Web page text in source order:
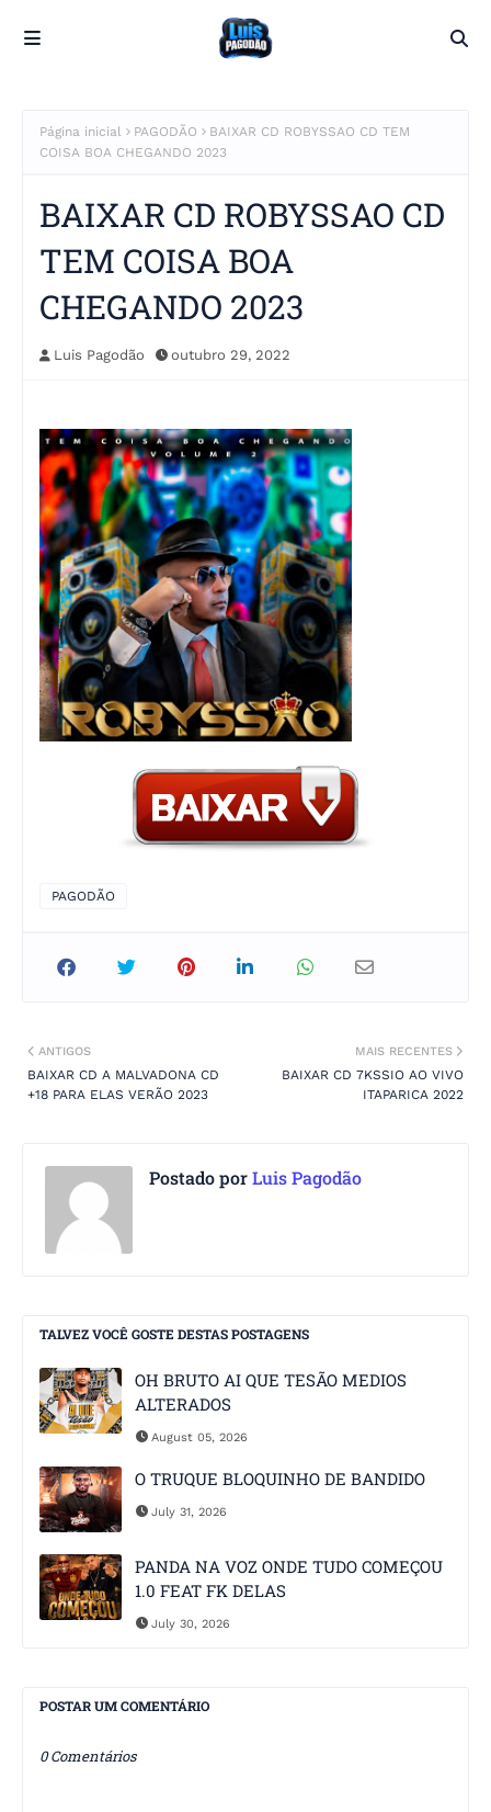
Página inicial PAGODÃO
BAIXAR CD ROBYSSAO CD TEM
COISA BOA CHEGANDO 2023
BAIXAR CD ROBYSSAO CD
TEM COISA BOA
CHEGANDO 2023
Luis Pagodão outubro 29, 2022
PAGODÃO
MAIS RECENTES
BAIXAR CD 7KSSIO AO VIVO
ITAPARICA 2022
ANTIGOS
BAIXAR CD A MALVADONA CD
+18 PARA ELAS VERÃO 2023
Postado porLuis Pagodão
TALVEZ VOCÊ GOSTE DESTAS POSTAGENS
OH BRUTO AI QUE TESÃO MEDIOS
ALTERADOS
August 05, 2026
O TRUQUE BLOQUINHO DE BANDIDO
July 31, 2026
PANDA NA VOZ ONDE TUDO COMEÇOU
1.0 FEAT FK DELAS
July 30, 2026
POSTAR UM COMENTÁRIO
0 Comentários